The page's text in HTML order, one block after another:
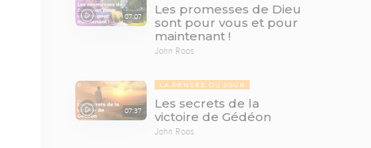
07:07
Les promesses de Dieu
sont pour vous et pour
maintenant !
John Roos
07:37
LA PENSÉE DU JOUR
Les secrets de la
victoire de Gédéon
John Roos